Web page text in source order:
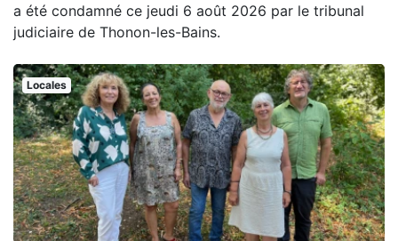
a été condamné ce jeudi 6 août 2026 par le tribunal
judiciaire de Thonon-les-Bains.
Locales